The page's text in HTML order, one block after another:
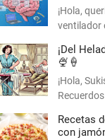
¡Hola,
ventilador
¡Del
🍨🍦
¡Hola,
Recetas
con